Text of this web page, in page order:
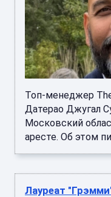
Топ-менеджер
Датерао Джугал
Московский
аресте. Об этом
Лауреат